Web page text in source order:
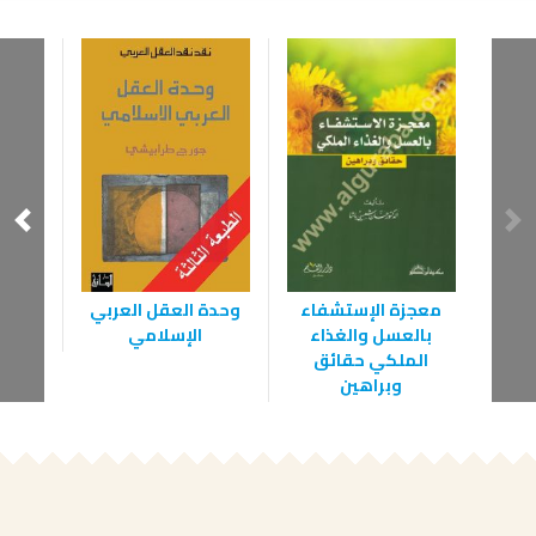
معجزة الإستشفاء
بالعسل والغذاء
الملكي حقائق
وبراهين
وحدة العقل العربي
الإسلامي